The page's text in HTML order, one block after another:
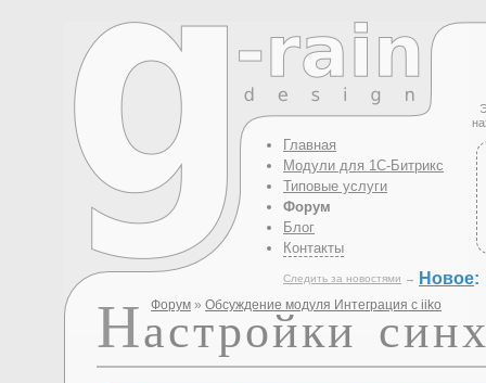
Главная
Модули для 1С-Битрикс
Типовые услуги
Форум
Блог
Контакты
Следить за новостями → Новое:
Форум » Обсуждение модуля Интеграция с iiko
Настройки